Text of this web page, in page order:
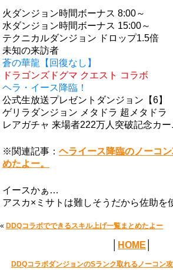
火ダンジョン時間ボーナス 8:00～
水ダンジョン時間ボーナス 15:00～
テクニカルダンジョン ドロップ1.5倍
未知の来訪者
蒼の華龍【回復なし】
ドラゴンズドグマ クエスト コラボ
ヘラ・イース降臨！
公式生放送プレゼントダンジョン【6】
ゲリラダンジョン メタドラ 超メタドラ
レアガチャ 来場者222万人突破記念カ
※関連記事： ヘライース降臨のノーコ
めたよー。
イースかぁ…
アスカ×ミサトは難しそうだから佐助を
« DDQコラボでできるスキル上げ一覧まとめたよー
HOME
DDQコラボダンジョンのSランク取れるノーコン